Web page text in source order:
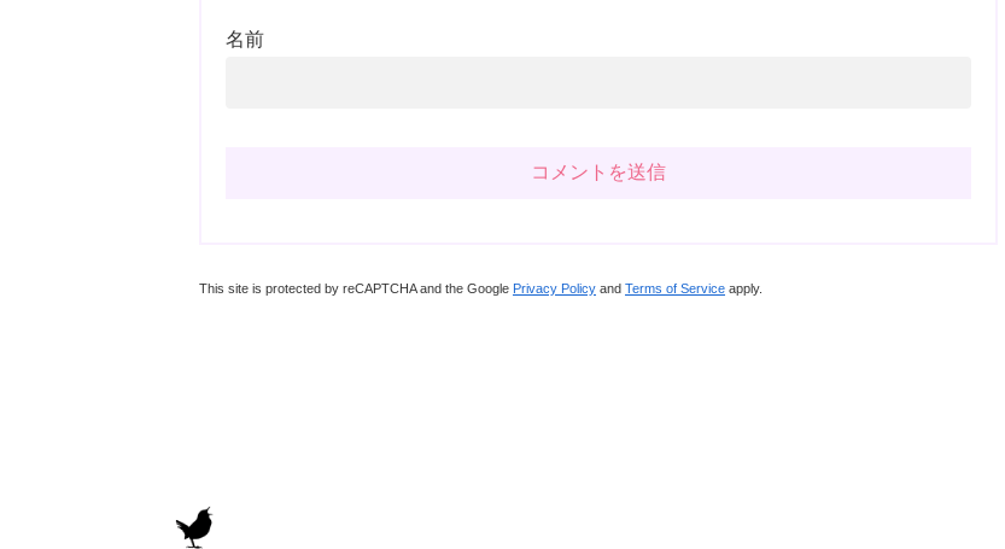
名前
This site is protected by reCAPTCHA and the Google Privacy Policy and Terms of Service apply.